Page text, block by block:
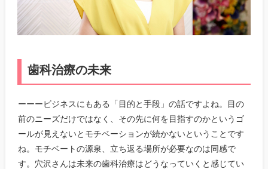
歯科治療の未来
ーーービジネスにもある「目的と手段」の話ですよね。目の
前のニーズだけではなく、その先に何を目指すのかというゴ
ールが見えないとモチベーションが続かないということです
ね。モチベートの源泉、立ち返る場所が必要なのは同感で
す。穴沢さんは未来の歯科治療はどうなっていくと感じてい